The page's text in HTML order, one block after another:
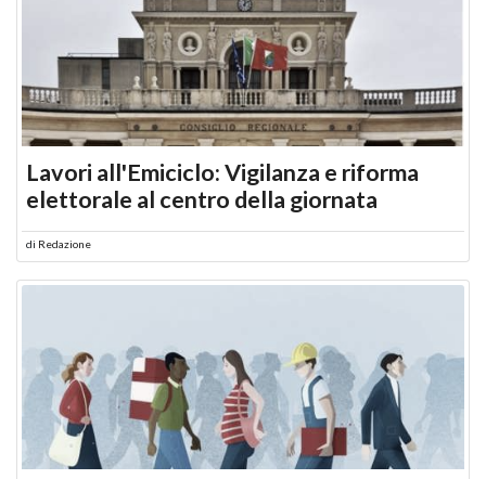
Lavori all'Emiciclo: Vigilanza e riforma
elettorale al centro della giornata
di Redazione